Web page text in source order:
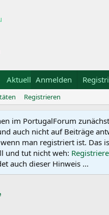
Aktuelles Galerie
Anmelden
Registrieren
im PortugalForum
auch nicht auf Beiträge
man registriert ist. Das
und tut nicht weh:
auch dieser Hinweis ...